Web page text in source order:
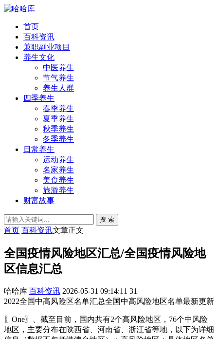
首页
百科资讯
兼职副业项目
养生文化
中医养生
节气养生
养生人群
四季养生
春季养生
夏季养生
秋季养生
冬季养生
日常养生
运动养生
名家养生
美食养生
旅游养生
财富故事
搜 索
首页 百科资讯文章正文
全国疫情风险地区汇总/全国疫情风险地
区信息汇总
哈哈库 百科资讯 2026-05-31 09:14:11 31
2022全国中高风险区名单汇总全国中高风险地区名单最新更新
〖One〗、截至目前，国内共有2个高风险地区，76个中风险
地区，主要分布在陕西省、河南省、浙江省等地，以下为详细